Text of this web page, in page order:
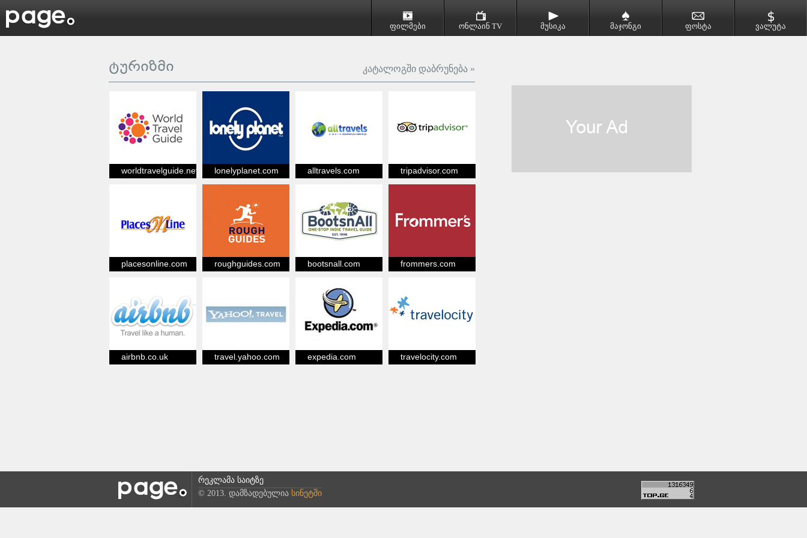
ფილმები ონლაინ TV მუსიკა მაჯონგი ფოსტა ვალუტა
ტურიზმი კატალოგში დაბრუნება »
worldtravelguide.net lonelyplanet.com alltravels.com tripadvisor.com
placesonline.com roughguides.com bootsnall.com frommers.com
airbnb.co.uk travel.yahoo.com expedia.com travelocity.com
რეკლამა საიტზე
© 2013. დამზადებულია სინეტში